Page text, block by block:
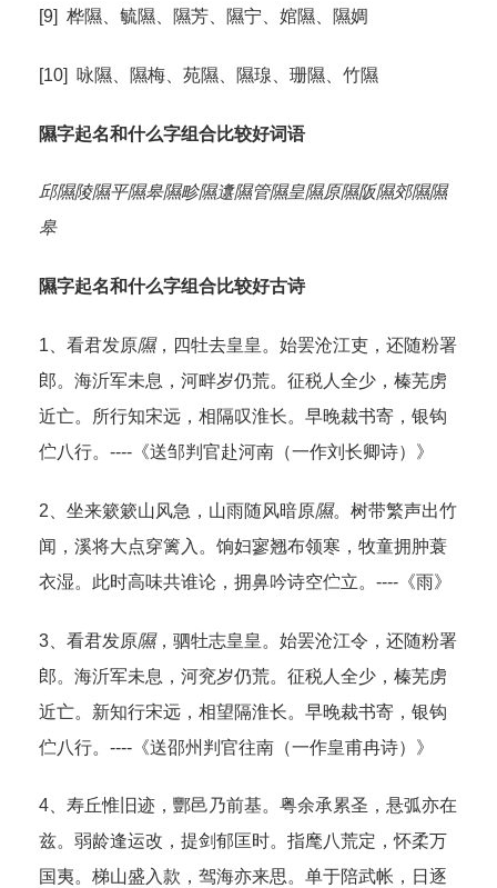
[9] 桦隰、毓隰、隰芳、隰宁、婠隰、隰婤
[10] 咏隰、隰梅、苑隰、隰瑔、珊隰、竹隰
隰字起名和什么字组合比较好词语
邱隰陵隰平隰皋隰畛隰邍隰管隰皇隰原隰阪隰郊隰隰
皋
隰字起名和什么字组合比较好古诗
1、看君发原隰，四牡去皇皇。始罢沧江吏，还随粉署
郎。海沂军未息，河畔岁仍荒。征税人全少，榛芜虏
近亡。所行知宋远，相隔叹淮长。早晚裁书寄，银钩
伫八行。----《送邹判官赴河南（一作刘长卿诗）》
2、坐来簌簌山风急，山雨随风暗原隰。树带繁声出竹
闻，溪将大点穿篱入。饷妇寥翘布领寒，牧童拥肿蓑
衣湿。此时高味共谁论，拥鼻吟诗空伫立。----《雨》
3、看君发原隰，驷牡志皇皇。始罢沧江令，还随粉署
郎。海沂军未息，河兖岁仍荒。征税人全少，榛芜虏
近亡。新知行宋远，相望隔淮长。早晚裁书寄，银钩
伫八行。----《送邵州判官往南（一作皇甫冉诗）》
4、寿丘惟旧迹，酆邑乃前基。粤余承累圣，悬弧亦在
兹。弱龄逢运改，提剑郁匡时。指麾八荒定，怀柔万
国夷。梯山盛入款，驾海亦来思。单于陪武帐，日逐